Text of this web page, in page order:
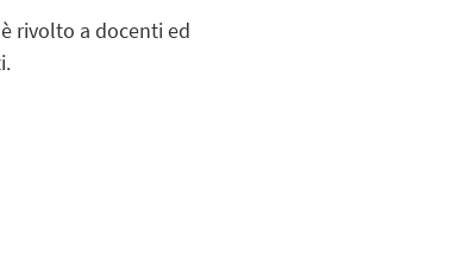
rivolto a docenti ed